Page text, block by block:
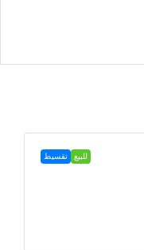
للبيع تقسيط